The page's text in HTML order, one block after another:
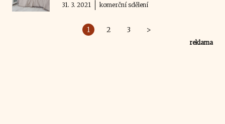
31. 3. 2021 komerční sdělení
1 2 3 >
reklama